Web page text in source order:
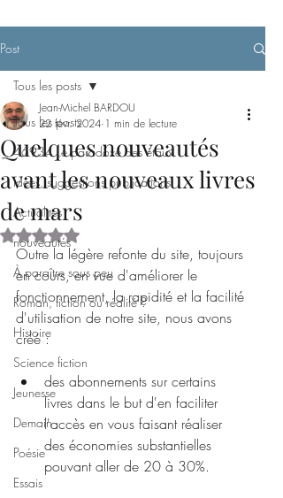
Post
Tous les posts
46934 Le paradoxe des étaux
Idées, suggestions publications
Actualités
nouveautés
À paraître sous peu
Roman, fiction ou réalité ?
Histoire
Science fiction
Jeunesse
Demain
Poésie
Essais
Tous les posts
Quelques nouveautés
avant les nouveaux livres
de mars
Jean-Michel BARDOU
22 févr. 2024 1 min de lecture
Noté NaN étoiles sur 5.
Outre la légère refonte du site, toujours
en cours, en vue d'améliorer le
fonctionnement, la rapidité et la facilité
d'utilisation de notre site, nous avons
créé :
des abonnements sur certains
livres dans le but d'en faciliter
l'accès en vous faisant réaliser
des économies substantielles
pouvant aller de 20 à 30%.